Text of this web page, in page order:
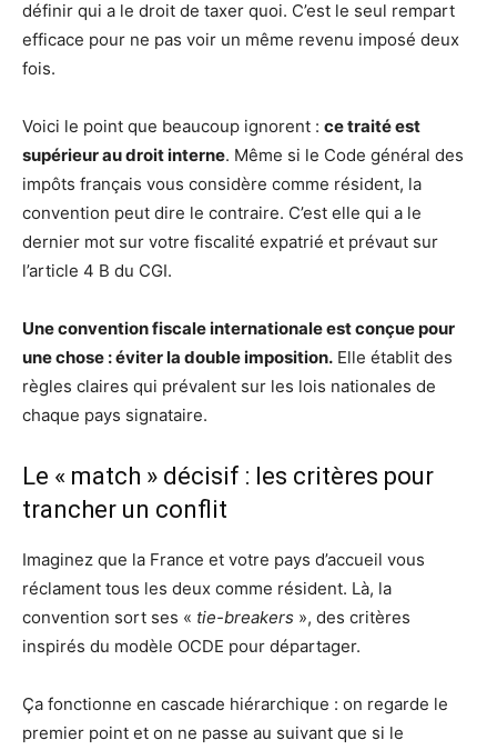
définir qui a le droit de taxer quoi. C’est le seul rempart
efficace pour ne pas voir un même revenu imposé deux
fois.
Voici le point que beaucoup ignorent : ce traité est
supérieur au droit interne. Même si le Code général des
impôts français vous considère comme résident, la
convention peut dire le contraire. C’est elle qui a le
dernier mot sur votre fiscalité expatrié et prévaut sur
l’article 4 B du CGI.
Une convention fiscale internationale est conçue pour
une chose : éviter la double imposition. Elle établit des
règles claires qui prévalent sur les lois nationales de
chaque pays signataire.
Le « match » décisif : les critères pour
trancher un conflit
Imaginez que la France et votre pays d’accueil vous
réclament tous les deux comme résident. Là, la
convention sort ses « tie-breakers », des critères
inspirés du modèle OCDE pour départager.
Ça fonctionne en cascade hiérarchique : on regarde le
premier point et on ne passe au suivant que si le